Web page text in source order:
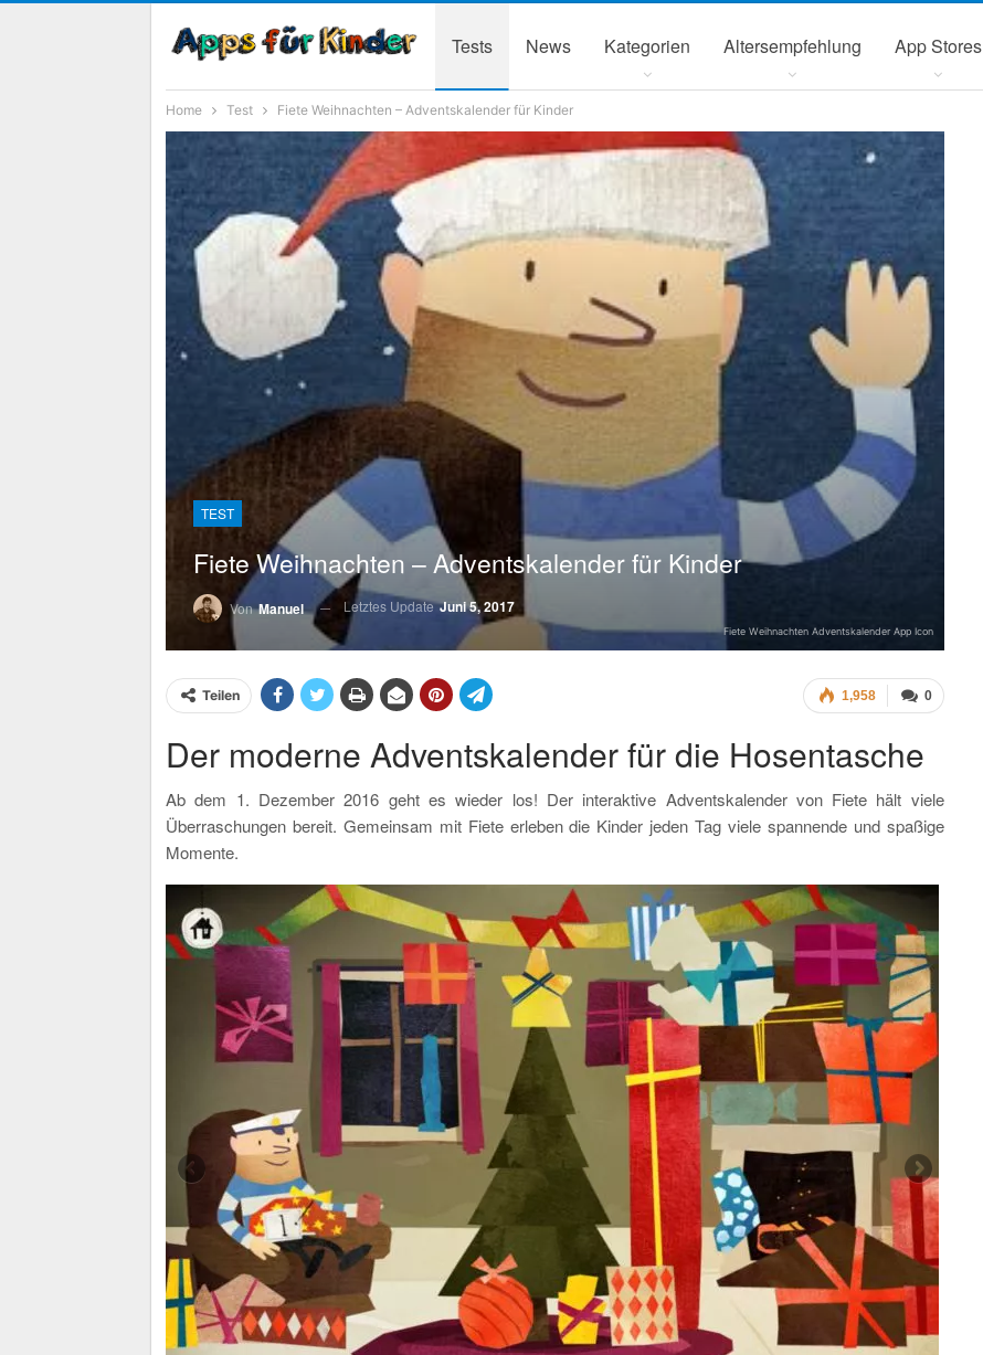
Tests News Kategorien Altersempfehlung App Stores
Home Test Fiete Weihnachten – Adventskalender für Kinder
TEST
Fiete Weihnachten – Adventskalender für Kinder
VonManuel Letztes UpdateJuni 5, 2017
Fiete Weihnachten Adventskalender App Icon
0
1,958
Teilen
Der moderne Adventskalender für die Hosentasche
Ab dem 1. Dezember 2016 geht es wieder los! Der interaktive Adventskalender von Fiete hält viele
Überraschungen bereit. Gemeinsam mit Fiete erleben die Kinder jeden Tag viele spannende und spaßige
Momente.